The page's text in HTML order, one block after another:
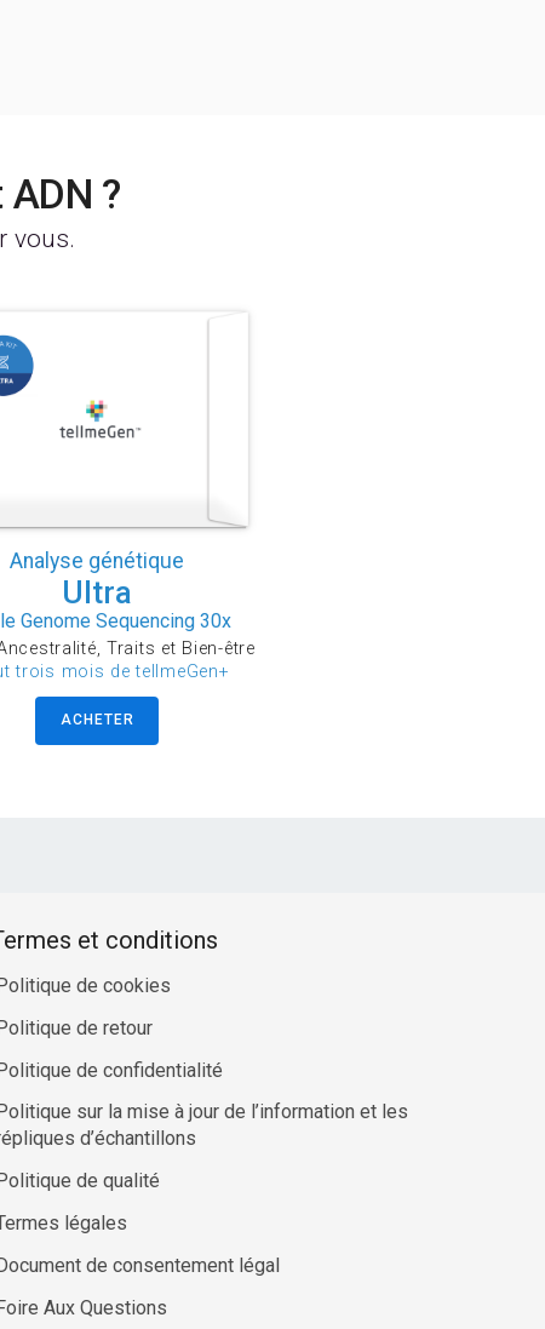
?
vous.
Analyse génétique
Ultra
Genome Sequencing 30x
Traits et Bien-être
trois mois de tellmeGen+
ACHETER
et conditions
de cookies
de retour
de confidentialité
Politique sur la mise à jour de l’information et les
d’échantillons
Politique de qualité
légales
de consentement légal
Aux Questions